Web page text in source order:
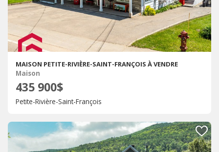
MAISON PETITE-RIVIÈRE-SAINT-FRANÇOIS À VENDRE
Maison
435 900$
Petite-Rivière-Saint-François